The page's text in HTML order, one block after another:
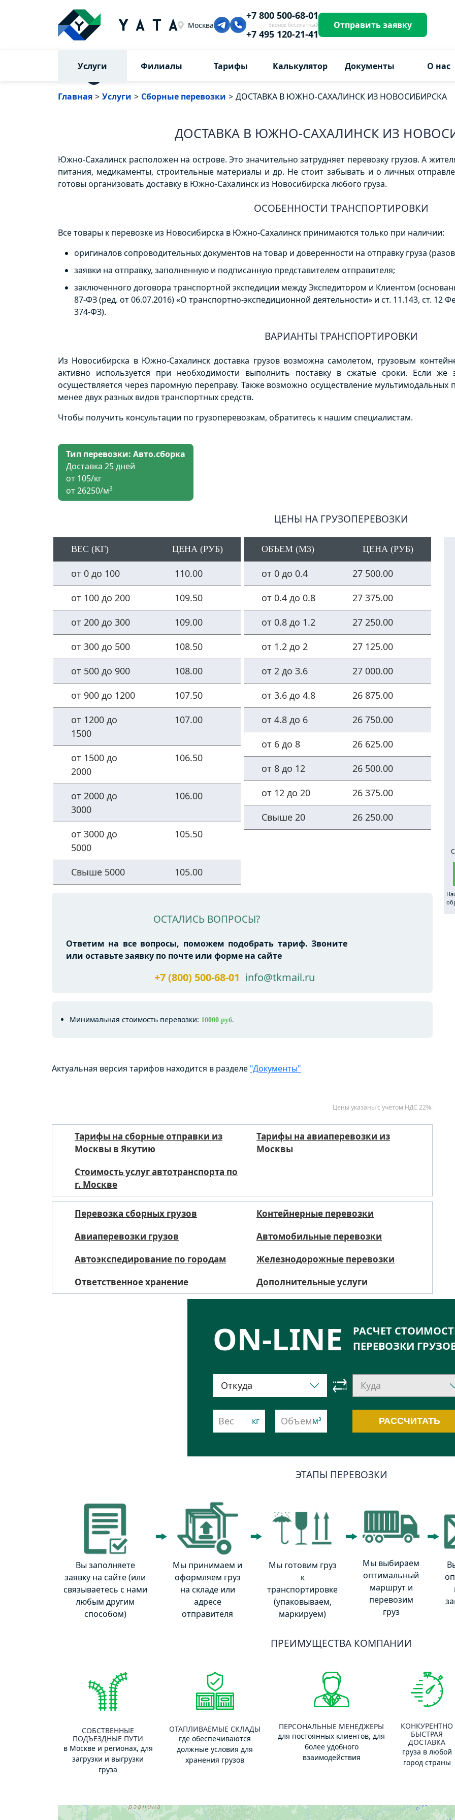
Москва
+7 800 500-68-01
Звонок бесплатный
+7 495 120-21-41
Отправить заявку
Услуги Филиалы Тарифы Калькулятор Документы О нас
Главная > Услуги > Сборные перевозки > ДОСТАВКА В ЮЖНО-САХАЛИНСК ИЗ НОВОСИБИРСКА
ДОСТАВКА В ЮЖНО-САХАЛИНСК ИЗ
Южно-Сахалинск расположен на острове. Это значительно затрудняет перевозку грузов. А
питания, медикаменты, строительные материалы и др. Не стоит забывать и о личных
готовы организовать доставку в Южно-Сахалинск из Новосибирска любого груза.
ОСОБЕННОСТИ ТРАНСПОРТИРОВКИ
Все товары к перевозке из Новосибирска в Южно-Сахалинск принимаются только при наличии:
оригиналов сопроводительных документов на товар и доверенности на отправку груза
заявки на отправку, заполненную и подписанную представителем отправителя;
заключенного договора транспортной экспедиции между Экспедитором и Клиентом
87-ФЗ (ред. от 06.07.2016) «О транспортно-экспедиционной деятельности» и ст. 11.143, ст. 12
374-ФЗ).
ВАРИАНТЫ ТРАНСПОРТИРОВКИ
Из Новосибирска в Южно-Сахалинск доставка грузов возможна самолетом, грузовым
активно используется при необходимости выполнить поставку в сжатые сроки. Если же
осуществляется через паромную переправу. Также возможно осуществление мультимодальных
менее двух разных видов транспортных средств.
Чтобы получить консультации по грузоперевозкам, обратитесь к нашим специалистам.
Тип перевозки: Авто.сборка
Доставка 25 дней
от 105/кг
от 26250/м3
ЦЕНЫ НА ГРУЗОПЕРЕВОЗКИ
ВЕС (КГ) ЦЕНА (РУБ)
от 0 до 100
110.00
от 100 до 200
109.50
от 200 до 300
109.00
от 300 до 500
108.50
от 500 до 900
108.00
от 900 до 1200
107.50
от 1200 до
1500
107.00
от 1500 до
2000
106.50
от 2000 до
3000
106.00
от 3000 до
5000
105.50
Свыше 5000 105.00
ОБЪЕМ (М3) ЦЕНА (РУБ)
от 0 до 0.4
27 500.00
от 0.4 до 0.8
27 375.00
от 0.8 до 1.2
27 250.00
от 1.2 до 2
27 125.00
от 2 до 3.6
27 000.00
от 3.6 до 4.8
26 875.00
от 4.8 до 6
26 750.00
от 6 до 8
26 625.00
от 8 до 12
26 500.00
от 12 до 20
26 375.00
Свыше 20
26 250.00
ОСТАЛИСЬ ВОПРОСЫ?
Ответим на все вопросы, поможем подобрать тариф. Звоните
или оставьте заявку по почте или форме на сайте
+7 (800) 500-68-01 info@tkmail.ru
Минимальная стоимость перевозки: 10000 руб.
Актуальная версия тарифов находится в разделе "Документы"
Цены указаны с учетом НДС 22%.
Тарифы на сборные отправки из
Москвы в Якутию
Тарифы на авиаперевозки из
Москвы
Стоимость услуг автотранспорта по
г. Москве
Перевозка сборных грузов
Контейнерные перевозки
Авиаперевозки грузов
Автомобильные перевозки
Автоэкспедирование по городам
Железнодорожные перевозки
Ответственное хранение
Дополнительные услуги
ON-LINE
РАСЧЕТ
ПЕРЕВОЗКИ
РАССЧИТАТЬ
ЭТАПЫ ПЕРЕВОЗКИ
Вы заполняете
заявку на сайте (или
связываетесь с нами
любым другим
способом)
Мы принимаем и
оформляем груз
на складе или
адресе
отправителя
Мы готовим груз
к
транспортировке
(упаковываем,
маркируем)
Мы выбираем
оптимальный
маршрут и
перевозим
груз
ПРЕИМУЩЕСТВА КОМПАНИИ
СОБСТВЕННЫЕ
ПОДЪЕЗДНЫЕ ПУТИ
в Москве и регионах, для
загрузки и выгрузки
груза
ОТАПЛИВАЕМЫЕ СКЛАДЫ
где обеспечиваются
должные условия для
хранения грузов
ПЕРСОНАЛЬНЫЕ МЕНЕДЖЕРЫ
для постоянных клиентов, для
более удобного
взаимодействия
КОНКУРЕНТНО
БЫСТРАЯ
ДОСТАВКА
груза в любой
город страны